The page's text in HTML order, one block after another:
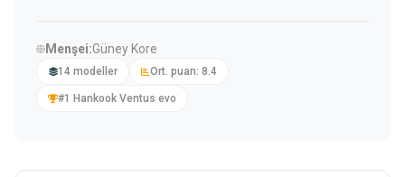
Menşei:Güney Kore
14 modeller Ort. puan: 8.4
#1 Hankook Ventus evo